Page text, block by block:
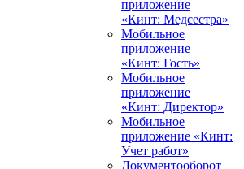
приложение
«Кинт: Медсестра»
Мобильное
приложение
«Кинт: Гость»
Мобильное
приложение
«Кинт: Директор»
Мобильное
приложение «Кинт:
Учет работ»
Документооборот